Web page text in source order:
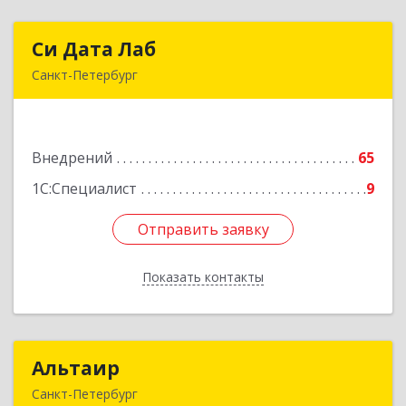
Си Дата Лаб
Санкт-Петербург
Внедрений
65
1С:Специалист
9
Отправить заявку
Показать контакты
Подробнее
Отправить заявку
Назад
Альтаир
Санкт-Петербург